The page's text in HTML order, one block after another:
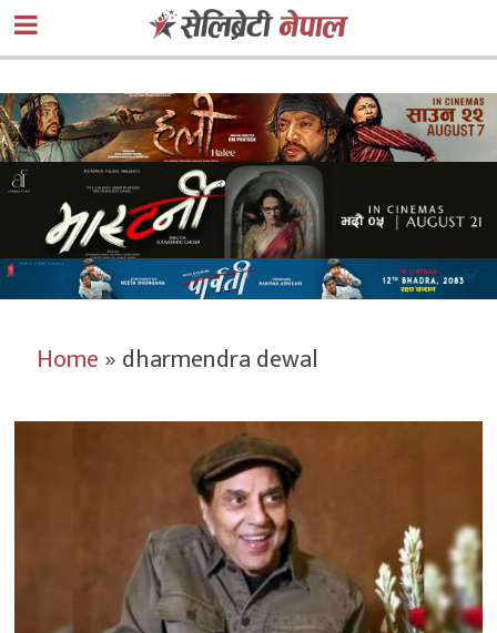
Home»dharmendra dewal